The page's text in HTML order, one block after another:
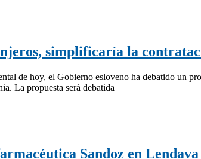
simplificaría la
de hoy, el Gobierno esloveno ha debatido un
La propuesta será debatida
Sandoz en